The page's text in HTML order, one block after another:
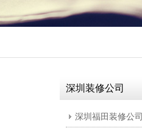
深圳装修公司
深圳福田装修公司